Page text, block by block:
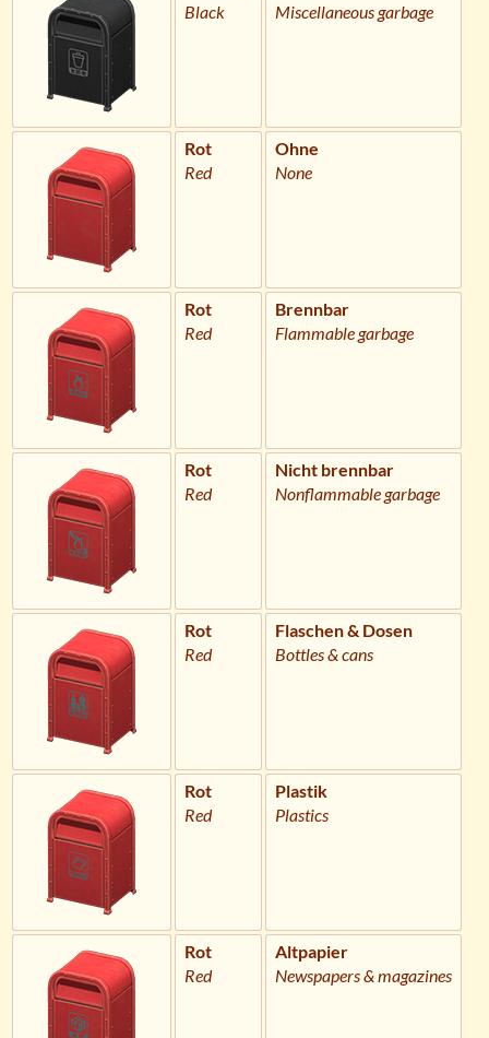
Black
Miscellaneous garbage
Rot
Red
Ohne
None
Rot
Red
Brennbar
Flammable garbage
Rot
Red
Nicht brennbar
Nonflammable garbage
Rot
Red
Flaschen & Dosen
Bottles & cans
Rot
Red
Plastik
Plastics
Rot
Red
Altpapier
Newspapers & magazines